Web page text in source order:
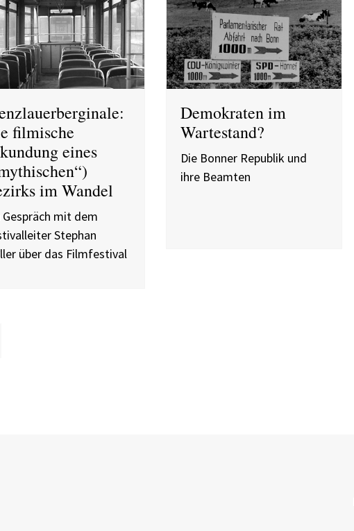
filmische
eines
im Wandel
Gespräch mit dem
Stephan
über das Filmfestival
Demokraten im
Wartestand?
Die Bonner Republik und
ihre Beamten